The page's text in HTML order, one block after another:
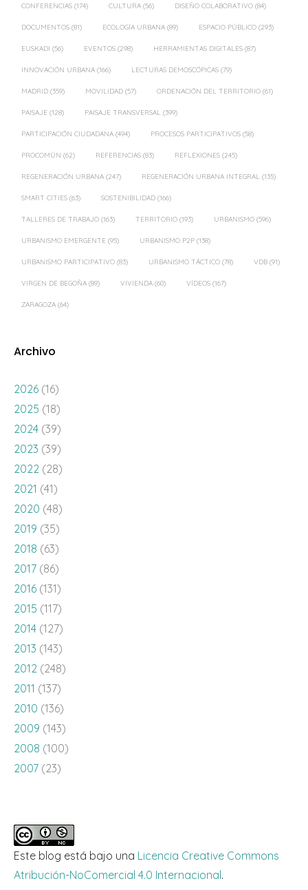
CONFERENCIAS (174) CULTURA (56) DISEÑO COLABORATIVO (84)
DOCUMENTOS (81) ECOLOGÍA URBANA (89) ESPACIO PÚBLICO (293)
EUSKADI (56) EVENTOS (298) HERRAMIENTAS DIGITALES (87)
INNOVACIÓN URBANA (166) LECTURAS DEMOSCÓPICAS (79)
MADRID (359) MOVILIDAD (57) ORDENACIÓN DEL TERRITORIO (61)
PAISAJE (128) PAISAJE TRANSVERSAL (399)
PARTICIPACIÓN CIUDADANA (494) PROCESOS PARTICIPATIVOS (58)
PROCOMÚN (62) REFERENCIAS (83) REFLEXIONES (245)
REGENERACIÓN URBANA (247) REGENERACIÓN URBANA INTEGRAL (135)
SMART CITIES (63) SOSTENIBILIDAD (166)
TALLERES DE TRABAJO (163) TERRITORIO (193) URBANISMO (596)
URBANISMO EMERGENTE (95) URBANISMO P2P (138)
URBANISMO PARTICIPATIVO (83) URBANISMO TÁCTICO (78) VDB (91)
VIRGEN DE BEGOÑA (89) VIVIENDA (60) VÍDEOS (167)
ZARAGOZA (64)
Archivo
2026 (16)
2025 (18)
2024 (39)
2023 (39)
2022 (28)
2021 (41)
2020 (48)
2019 (35)
2018 (63)
2017 (86)
2016 (131)
2015 (117)
2014 (127)
2013 (143)
2012 (248)
2011 (137)
2010 (136)
2009 (143)
2008 (100)
2007 (23)
Este blog está bajo una Licencia Creative Commons
Atribución-NoComercial 4.0 Internacional.